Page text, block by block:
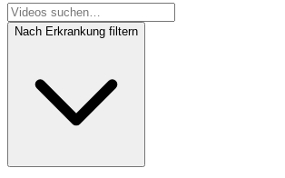
Nach Erkrankung filtern